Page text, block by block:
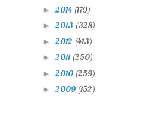
► 2014 (179)
► 2013 (328)
► 2012 (413)
► 2011 (250)
► 2010 (259)
► 2009 (152)